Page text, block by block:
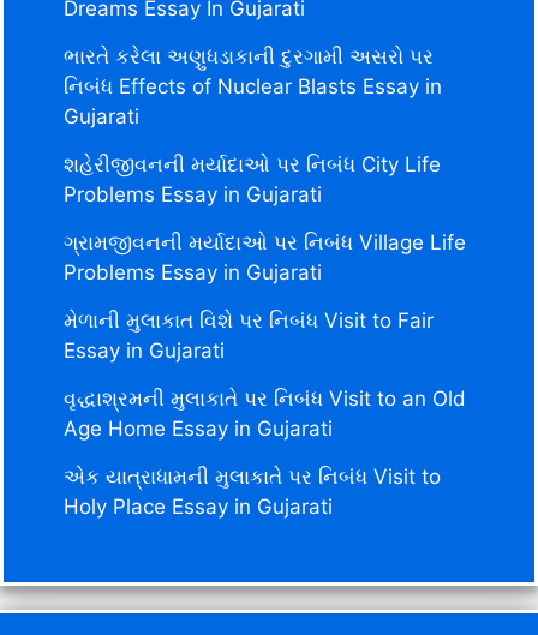
Dreams Essay In Gujarati
ભારતે કરેલા અણુધડાકાની દુરગામી અસરો પર
નિબંધ Effects of Nuclear Blasts Essay in
Gujarati
શહેરીજીવનની મર્યાદાઓ પર નિબંધ City Life
Problems Essay in Gujarati
ગ્રામજીવનની મર્યાદાઓ પર નિબંધ Village Life
Problems Essay in Gujarati
મેળાની મુલાકાત વિશે પર નિબંધ Visit to Fair
Essay in Gujarati
વૃદ્ધાશ્રમની મુલાકાતે પર નિબંધ Visit to an Old
Age Home Essay in Gujarati
એક યાત્રાધામની મુલાકાતે પર નિબંધ Visit to
Holy Place Essay in Gujarati